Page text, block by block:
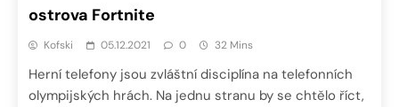
ostrova Fortnite
Kofski 05.12.2021 0 32 Mins
Herní telefony jsou zvláštní disciplína na telefonních
olympijských hrách. Na jednu stranu by se chtělo říct,